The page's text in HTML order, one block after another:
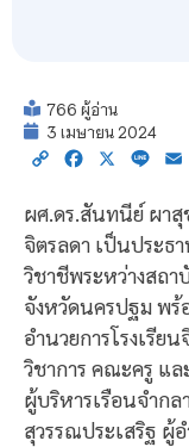
766 ผู้อ่าน
3 เมษายน 2024
Copy Facebook
X Line
ผศ.ดร.สันทนีย์ ผาสุ
จิตรลดา เป็นประธ
วิชาชีพระหว่างสถา
จังหวัดนครปฐม พร้
อำนวยการโรงเรีย
วิชาการ คณะครู แ
ผู้บริหารเรือนจำกล
สุวรรณประเสริฐ ผู้